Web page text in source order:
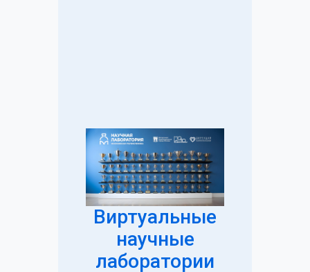
Виртуальные
научные
лаборатории